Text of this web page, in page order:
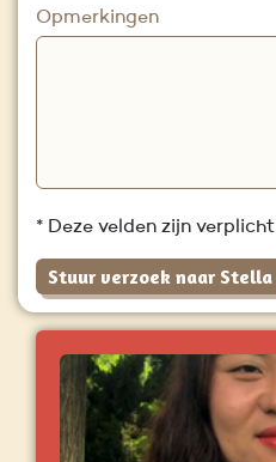
Opmerkingen
* Deze velden zijn verplicht
Stuur verzoek naar Stella